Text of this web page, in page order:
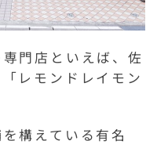
門店といえば、佐
レモンドレイモン
構えている有名